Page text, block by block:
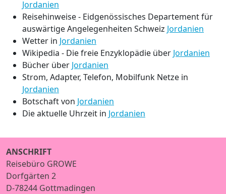
Jordanien
Reisehinweise - Eidgenössisches Departement für
auswärtige Angelegenheiten Schweiz Jordanien
Wetter in Jordanien
Wikipedia - Die freie Enzyklopädie über Jordanien
Bücher über Jordanien
Strom, Adapter, Telefon, Mobilfunk Netze in
Jordanien
Botschaft von Jordanien
Die aktuelle Uhrzeit in Jordanien
ANSCHRIFT
Reisebüro GROWE
Dorfgärten 2
D-78244 Gottmadingen